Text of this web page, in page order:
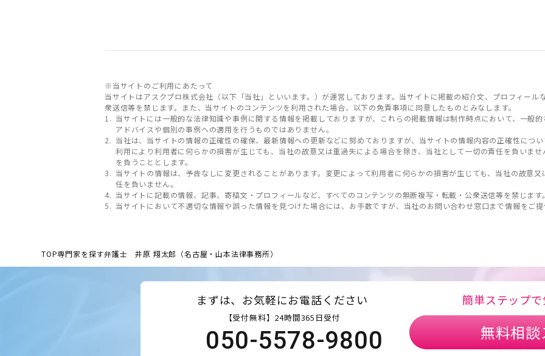
※当サイトのご利用にあたって
当サイトはアスクプロ株式会社（以下「当社」といいます。）が運営しております。当サイトに掲載の紹介文、プロフィール
衆送信等を禁じます。また、当サイトのコンテンツを利用された場合、以下の免責事項に同意したものとみなします。
当サイトには一般的な法律知識や事例に関する情報を掲載しておりますが、これらの掲載情報は制作時点において、一般
アドバイスや個別の事例への適用を行うものではありません。
当社は、当サイトの情報の正確性の確保、最新情報への更新などに努めておりますが、当サイトの情報内容の正確性につ
利用により利用者に何らかの損害が生じても、当社の故意又は重過失による場合を除き、当社として一切の責任を負いま
を負うこととします。
当サイトの情報は、予告なしに変更されることがあります。変更によって利用者に何らかの損害が生じても、当社の故意
任を負いません。
当サイトに記載の情報、記事、寄稿文・プロフィールなど、すべてのコンテンツの無断複写・転載・公衆送信等を禁じます
当サイトにおいて不適切な情報や誤った情報を見つけた場合には、お手数ですが、当社のお問い合わせ窓口まで情報をご
TOP専門家を探す弁護士 井原 翔太郎（名古屋・山本法律事務所）
まずは、お気軽にお電話ください
【受付無料】24時間365日受付
050-5578-9800
簡単ステップ
無料相